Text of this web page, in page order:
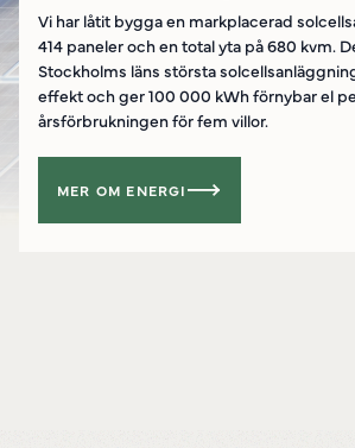
Vi har låtit bygga en markplacerad
414 paneler och en total yta på 680 kvm.
Stockholms läns största
effekt och ger 100 000 kWh förnybar el
årsförbrukningen för fem villor.
MER OM ENERGI